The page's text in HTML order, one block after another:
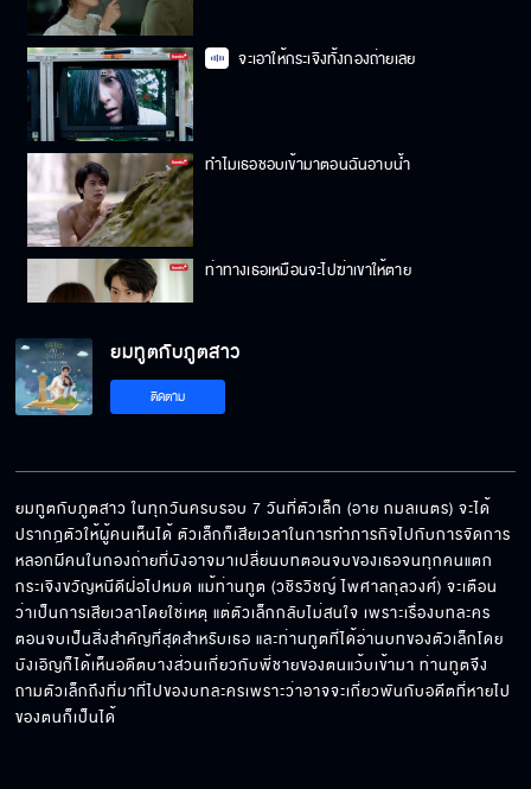
จะเอาให้กระเจิงทั้งกองถ่ายเลย
ทำไมเธอชอบเข้ามาตอนฉันอาบน้ำ
ท่าทางเธอเหมือนจะไปฆ่าเขาให้ตาย
ความลับก็คือ ห้ามรัก ห้ามจูบกัน
ฉันทำเธอร้องไห้เหรอ
ขอมือหน่อย...อ้อนสิ
ยมทูตกับภูตสาว
ติดตาม
ยมทูตกับภูตสาว ในทุกวันครบรอบ 7 วันที่ตัวเล็ก (อาย กมลเนตร) จะได้
ปรากฎตัวให้ผู้คนเห็นได้ ตัวเล็กก็เสียเวลาในการทำภารกิจไปกับการจัดการ
หลอกผีคนในกองถ่ายที่บังอาจมาเปลี่ยนบทตอนจบของเธอจนทุกคนแตก
กระเจิงขวัญหนีดีฝ่อไปหมด แม้ท่านทูต (วชิรวิชญ์ ไพศาลกุลวงศ์) จะเตือน
ว่าเป็นการเสียเวลาโดยใช่เหตุ แต่ตัวเล็กกลับไม่สนใจ เพราะเรื่องบทละคร
ตอนจบเป็นสิ่งสำคัญที่สุดสำหรับเธอ และท่านทูตที่ได้อ่านบทของตัวเล็กโดย
บังเอิญก็ได้เห็นอดีตบางส่วนเกี่ยวกับพี่ชายของตนแว้บเข้ามา ท่านทูตจึง
ถามตัวเล็กถึงที่มาที่ไปของบทละครเพราะว่าอาจจะเกี่ยวพันกับอดีตที่หายไป
ของตนก็เป็นได้